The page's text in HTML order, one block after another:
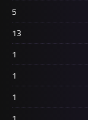
5
13
1
1
1